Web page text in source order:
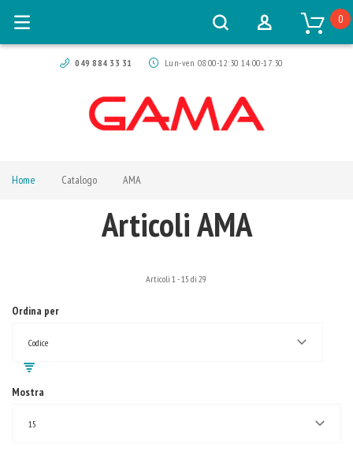
049 884 33 31 Lun-ven 08:00-12:30 14:00-17:30
0
Home Catalogo AMA
Articoli AMA
Ordina per
Codice
Articoli 1 -15 di 29
Mostra
15